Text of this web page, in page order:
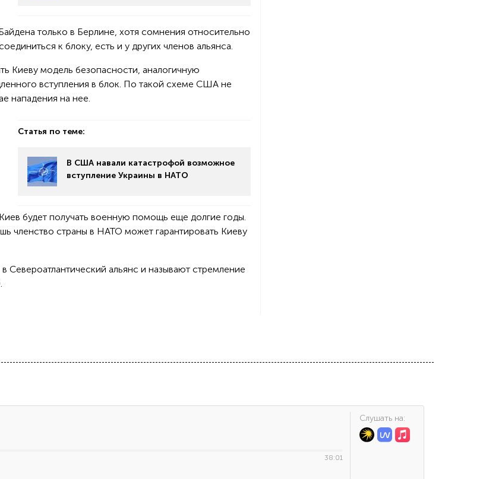
только в Берлине, хотя сомнения относительно
к блоку, есть и у других членов альянса.
Киеву модель безопасности, аналогичную
вступления в блок. По такой схеме США не
нападения на нее.
Статья по теме:
В США навали катастрофой возможное
вступление Украины в НАТО
будет получать военную помощь еще долгие годы.
членство страны в НАТО может гарантировать Киеву
Североатлантический альянс и называют стремление
38:01
Cлушать на: